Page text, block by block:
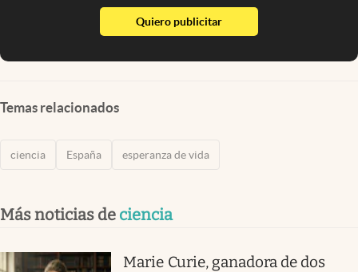
Quiero publicitarabre en nueva pestaña
Temas relacionados
ciencia España esperanza de vida
Más noticias de ciencia
Marie Curie, ganadora de dos